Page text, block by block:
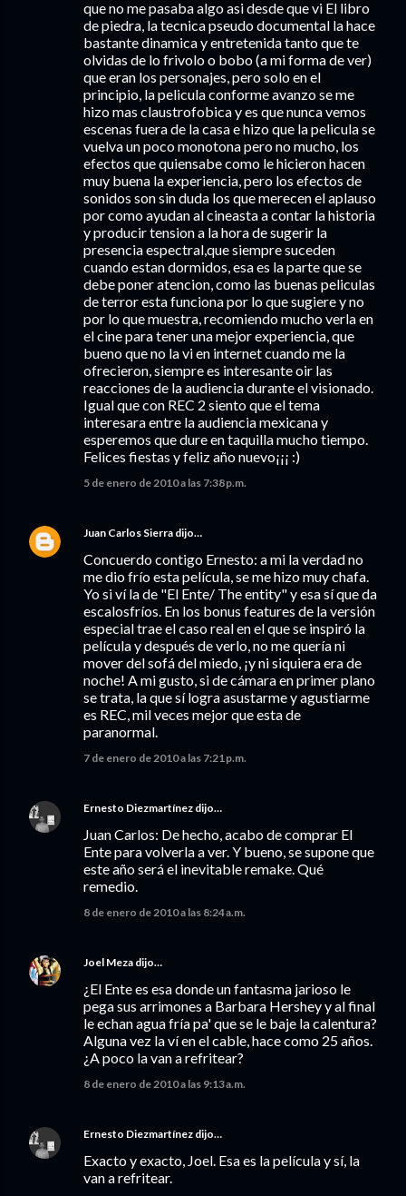
que no me pasaba algo asi desde que vi El libro
de piedra, la tecnica pseudo documental la hace
bastante dinamica y entretenida tanto que te
olvidas de lo frivolo o bobo (a mi forma de ver)
que eran los personajes, pero solo en el
principio, la pelicula conforme avanzo se me
hizo mas claustrofobica y es que nunca vemos
escenas fuera de la casa e hizo que la pelicula se
vuelva un poco monotona pero no mucho, los
efectos que quiensabe como le hicieron hacen
muy buena la experiencia, pero los efectos de
sonidos son sin duda los que merecen el aplauso
por como ayudan al cineasta a contar la historia
y producir tension a la hora de sugerir la
presencia espectral,que siempre suceden
cuando estan dormidos, esa es la parte que se
debe poner atencion, como las buenas peliculas
de terror esta funciona por lo que sugiere y no
por lo que muestra, recomiendo mucho verla en
el cine para tener una mejor experiencia, que
bueno que no la vi en internet cuando me la
ofrecieron, siempre es interesante oir las
reacciones de la audiencia durante el visionado.
Igual que con REC 2 siento que el tema
interesara entre la audiencia mexicana y
esperemos que dure en taquilla mucho tiempo.
Felices fiestas y feliz año nuevo¡¡¡ :)
5 de enero de 2010 a las 7:38 p.m.
Juan Carlos Sierra dijo…
Concuerdo contigo Ernesto: a mi la verdad no
me dio frío esta película, se me hizo muy chafa.
Yo si ví la de "El Ente/ The entity" y esa sí que da
escalosfríos. En los bonus features de la versión
especial trae el caso real en el que se inspiró la
película y después de verlo, no me quería ni
mover del sofá del miedo, ¡y ni siquiera era de
noche! A mi gusto, si de cámara en primer plano
se trata, la que sí logra asustarme y agustiarme
es REC, mil veces mejor que esta de
paranormal.
7 de enero de 2010 a las 7:21 p.m.
Ernesto Diezmartínez dijo…
Juan Carlos: De hecho, acabo de comprar El
Ente para volverla a ver. Y bueno, se supone que
este año será el inevitable remake. Qué
remedio.
8 de enero de 2010 a las 8:24 a.m.
Joel Meza dijo…
¿El Ente es esa donde un fantasma jarioso le
pega sus arrimones a Barbara Hershey y al final
le echan agua fría pa' que se le baje la calentura?
Alguna vez la ví en el cable, hace como 25 años.
¿A poco la van a refritear?
8 de enero de 2010 a las 9:13 a.m.
Ernesto Diezmartínez dijo…
Exacto y exacto, Joel. Esa es la película y sí, la
van a refritear.